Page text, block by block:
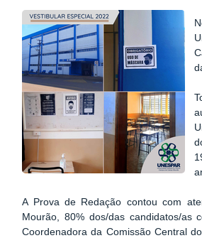
A Prova de Redação contou com
Mourão, 80% dos/das candidatos/as
Coordenadora da Comissão Central